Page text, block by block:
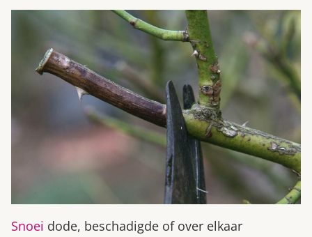
Snoei dode, beschadigde of over elkaar